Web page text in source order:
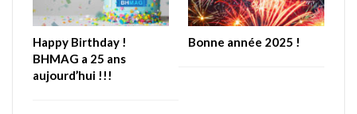
Happy Birthday !
BHMAG a 25 ans
aujourd’hui !!!
Bonne année 2025 !